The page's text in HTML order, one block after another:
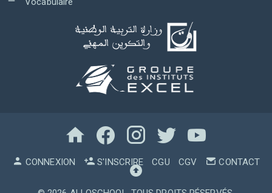
CONNEXION S'INSCRIRE CGU CGV CONTACT